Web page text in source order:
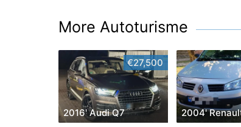
More Autoturisme
€27,500
2016' Audi Q7 2004'